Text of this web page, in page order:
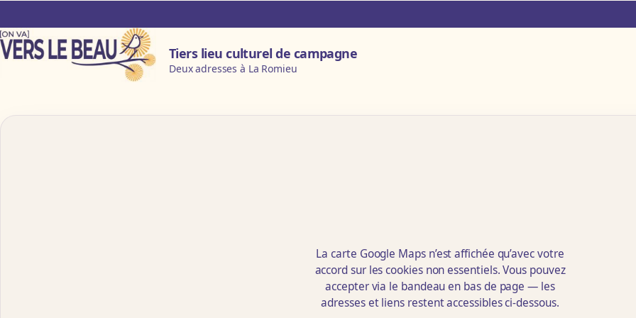
Tiers lieu culturel de campagne
Deux adresses à La Romieu
La carte Google Maps n’est affichée qu’avec votre
accord sur les cookies non essentiels. Vous pouvez
accepter via le bandeau en bas de page — les
adresses et liens restent accessibles ci-dessous.